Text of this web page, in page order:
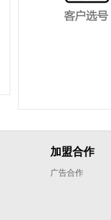
加盟合作
广告合作